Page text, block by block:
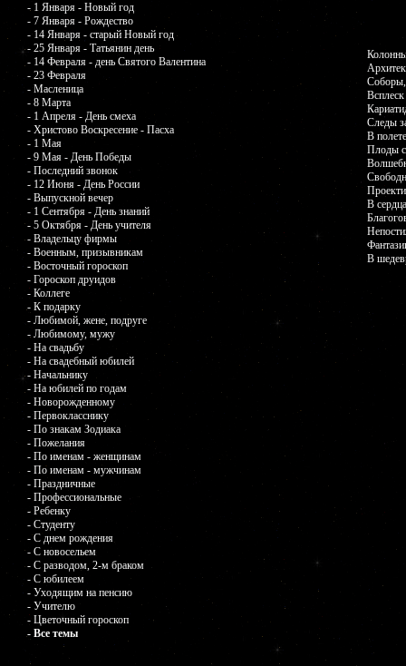
- 1 Января - Новый год
- 7 Января - Рождество
- 14 Января - старый Новый год
- 25 Января - Татьянин день
- 14 Февраля - день Святого Валентина
- 23 Февраля
- Масленица
- 8 Марта
- 1 Апреля - День смеха
- Христово Воскресение - Пасха
- 1 Мая
- 9 Мая - День Победы
- Последний звонок
- 12 Июня - День России
- Выпускной вечер
- 1 Сентября - День знаний
- 5 Октября - День учителя
- Владельцу фирмы
- Военным, призывникам
- Восточный гороскоп
- Гороскоп друидов
- Коллеге
- К подарку
- Любимой, жене, подруге
- Любимому, мужу
- На свадьбу
- На свадебный юбилей
- Начальнику
- На юбилей по годам
- Новорожденному
- Первокласснику
- По знакам Зодиака
- Пожелания
- По именам - женщинам
- По именам - мужчинам
- Праздничные
- Профессиональные
- Ребенку
- Студенту
- С днем рождения
- С новосельем
- С разводом, 2-м браком
- С юбилеем
- Уходящим на пенсию
- Учителю
- Цветочный гороскоп
- Все темы
Соборы,
Следы
В
Плоды
В
В